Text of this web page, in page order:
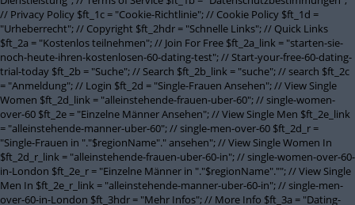
// Privacy Policy $ft_1c = "Cookie-Richtlinie"; // Cookie Policy $ft_1d =
"Urheberrecht"; // Copyright $ft_2hdr = "Schnelle Links"; // Quick Links
$ft_2a = "Kostenlos teilnehmen"; // Join For Free $ft_2a_link = "starten-sie-
noch-heute-ihren-kostenlosen-60-dating-test"; // Start-your-free-60-dating-
trial-today $ft_2b = "Suche"; // Search $ft_2b_link = "suche"; // search $ft_2c
= "Anmeldung"; // Login $ft_2d = "Single-Frauen Ansehen"; // View Single
Women $ft_2d_link = "alleinstehende-frauen-uber-60"; // single-women-
over-60 $ft_2e = "Einzelne Männer Ansehen"; // View Single Men $ft_2e_link
= "alleinstehende-manner-uber-60"; // single-men-over-60 $ft_2d_r =
"Single-Frauen in "."$regionName"." ansehen"; // View Single Women In
$ft_2d_r_link = "alleinstehende-frauen-uber-60-in"; // single-women-over-60-
in-London $ft_2e_r = "Einzelne Männer in "."$regionName".""; // View Single
Men In $ft_2e_r_link = "alleinstehende-manner-uber-60-in"; // single-men-
over-60-in-London $ft_3hdr = "Mehr Infos"; // More Info $ft_3a = "Dating-